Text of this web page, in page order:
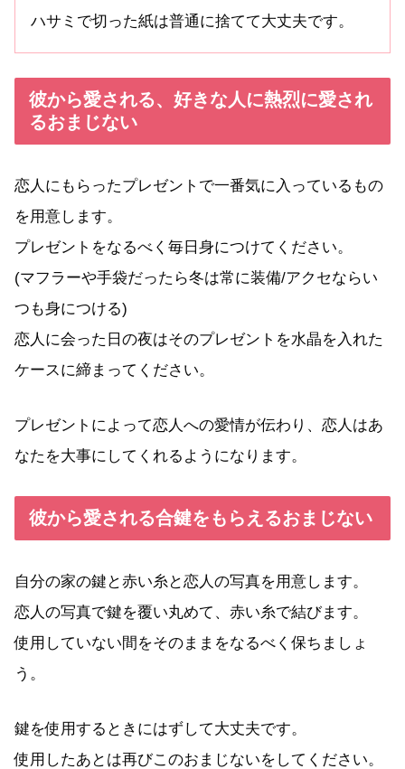
ハサミで切った紙は普通に捨てて大丈夫です。
彼から愛される、好きな人に熱烈に愛され
るおまじない
恋人にもらったプレゼントで一番気に入っているもの
を用意します。
プレゼントをなるべく毎日身につけてください。
(マフラーや手袋だったら冬は常に装備/アクセならい
つも身につける)
恋人に会った日の夜はそのプレゼントを水晶を入れた
ケースに締まってください。
プレゼントによって恋人への愛情が伝わり、恋人はあ
なたを大事にしてくれるようになります。
彼から愛される合鍵をもらえるおまじない
自分の家の鍵と赤い糸と恋人の写真を用意します。
恋人の写真で鍵を覆い丸めて、赤い糸で結びます。
使用していない間をそのままをなるべく保ちましょ
う。
鍵を使用するときにはずして大丈夫です。
使用したあとは再びこのおまじないをしてください。